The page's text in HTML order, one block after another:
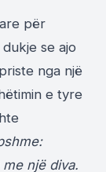
për
se ajo
nga një
e tyre
një diva.